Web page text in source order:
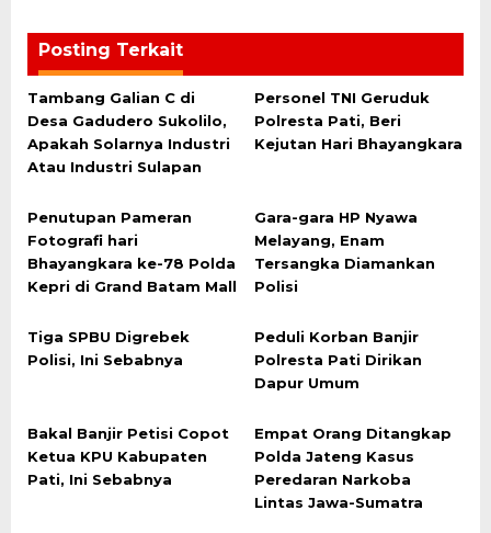
Posting Terkait
Tambang Galian C di
Desa Gadudero Sukolilo,
Apakah Solarnya Industri
Atau Industri Sulapan
Personel TNI Geruduk
Polresta Pati, Beri
Kejutan Hari Bhayangkara
Penutupan Pameran
Fotografi hari
Bhayangkara ke-78 Polda
Kepri di Grand Batam Mall
Gara-gara HP Nyawa
Melayang, Enam
Tersangka Diamankan
Polisi
Tiga SPBU Digrebek
Polisi, Ini Sebabnya
Peduli Korban Banjir
Polresta Pati Dirikan
Dapur Umum
Bakal Banjir Petisi Copot
Ketua KPU Kabupaten
Pati, Ini Sebabnya
Empat Orang Ditangkap
Polda Jateng Kasus
Peredaran Narkoba
Lintas Jawa-Sumatra